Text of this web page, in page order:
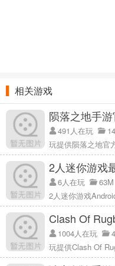
塔拉瑞亚无敌版简介:
一款制作精良的冒险手游，
各种资源建立自己的世界。
塔拉瑞亚无敌版特点:
1.拿起你的工具去探索。在
击退敌人和很多有威胁的生
2.深入地下挖掘以寻找材料、
源，如木材、石头、矿石等
3.建造房屋、碉堡，甚至一
各种商品，甚至协助你的旅
相关游戏
陨落之地手
491人在玩
玩提供陨落之地官
2人迷你游戏
6人在玩
63M
2人迷你游戏
Clash Of
1004人在玩
玩提供Clash Of